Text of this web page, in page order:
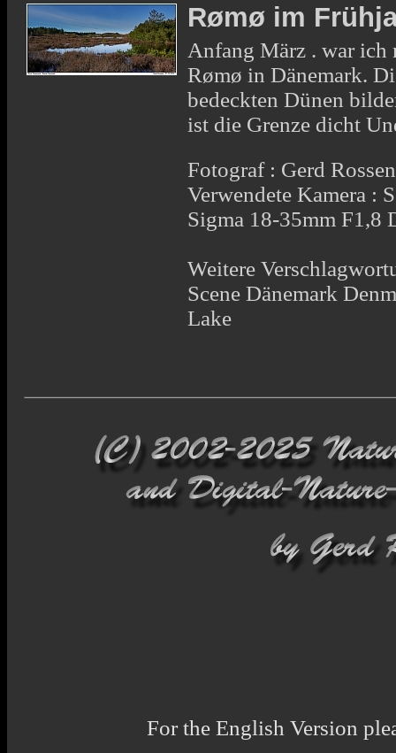
Rømø im
Anfang März . war ich
Rømø in Dänemark.
bedeckten Dünen
ist die Grenze dicht
Fotograf : Gerd Rossen
Verwendete Kamera :
Sigma 18-35mm F1,8
Weitere
Scene Dänemark
Lake
For the English Version